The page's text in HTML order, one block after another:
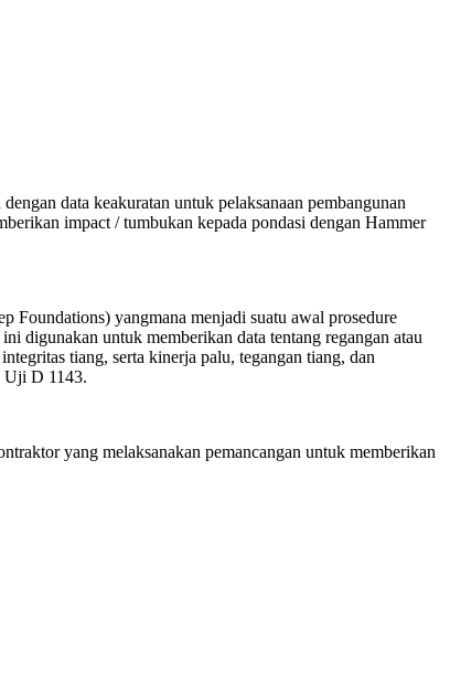
data keakuratan untuk pelaksanaan pembangunan
impact / tumbukan kepada pondasi dengan Hammer
Foundations) yangmana menjadi suatu awal prosedure
digunakan untuk memberikan data tentang regangan atau
tiang, serta kinerja palu, tegangan tiang, dan
Uji D 1143.
yang melaksanakan pemancangan untuk memberikan